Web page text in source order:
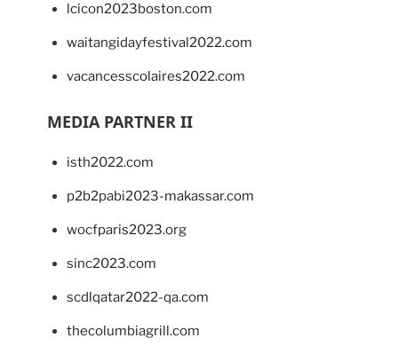
lcicon2023boston.com
waitangidayfestival2022.com
vacancesscolaires2022.com
MEDIA PARTNER II
isth2022.com
p2b2pabi2023-makassar.com
wocfparis2023.org
sinc2023.com
scdlqatar2022-qa.com
thecolumbiagrill.com